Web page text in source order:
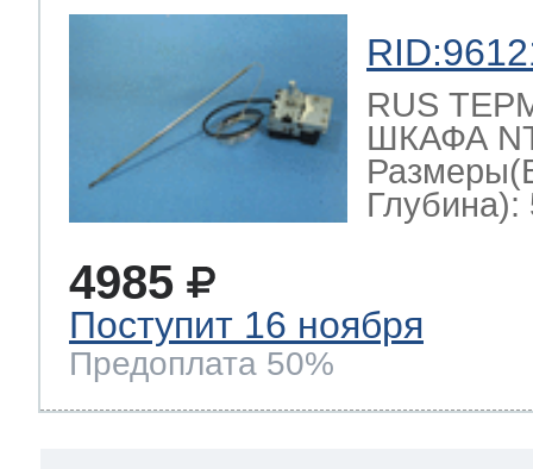
RUS
ШКАФА
Глубина):
4985
Поступит 16 ноября
Предоплата 50%